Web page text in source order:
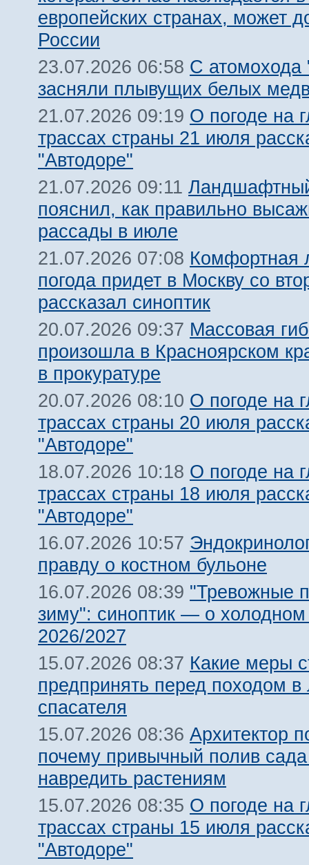
европейских странах, может
России
23.07.2026 06:58 С атомохода
засняли плывущих белых
21.07.2026 09:19 О погоде на
трассах страны 21 июля
"Автодоре"
21.07.2026 09:11
пояснил, как правильно
рассады в июле
21.07.2026 07:08 Комфортная
погода придет в Москву со
рассказал синоптик
20.07.2026 09:37 Массовая
произошла в Красноярском
в прокуратуре
20.07.2026 08:10 О погоде на
трассах страны 20 июля
"Автодоре"
18.07.2026 10:18 О погоде на
трассах страны 18 июля
"Автодоре"
16.07.2026 10:57
правду о костном бульоне
16.07.2026 08:39 "Тревожные
зиму": синоптик — о холодном
2026/2027
15.07.2026 08:37 Какие меры
предпринять перед походом в
спасателя
15.07.2026 08:36 Архитектор
почему привычный полив
навредить растениям
15.07.2026 08:35 О погоде на
трассах страны 15 июля
"Автодоре"